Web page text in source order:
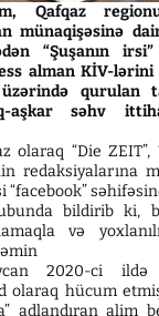
Qafqaz
münaqişəsinə
“Şuşanın
alman KİV-lərini
qurulan
aşkar səhv
“Die ZEIT”,
redaksiyalarına
bildirib ki,
və
2020-ci ildə
olaraq hücum
adlandıran alim